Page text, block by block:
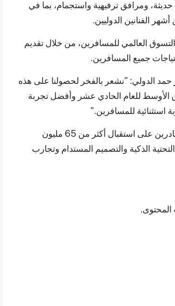
ومطاعم حديثة، ومرافق ترفيهية واستجمام، بما في
الفنانين الدوليين.
العالمي للمسافرين، من خلال تقديم
جميع المسافرين.
الدولي: "نشعر بالفخر لحصولنا على هذه
للعام الحادي عشر وأفضل تجربة
استثنائية للمسافرين."
وأضاف: "مع افتتاح صالات D وE قبل بضعة أسابيع، أصبحنا قادرين على استقبال أكثر من 65 مليون
الذكية والتصميم المستدام وتجارب
المحتوى.